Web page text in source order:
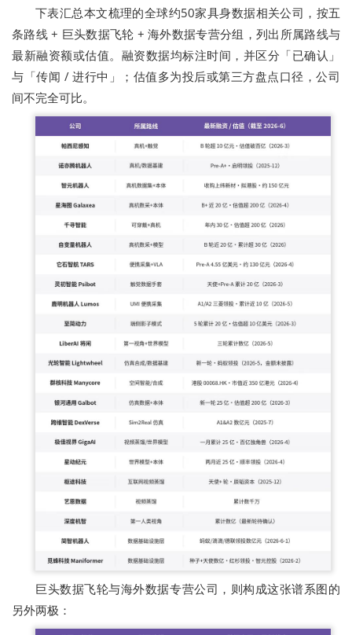
下表汇总本文梳理的全球约50家具身数据相关公司，按五
条路线 + 巨头数据飞轮 + 海外数据专营分组，列出所属路线与
最新融资额或估值。融资数据均标注时间，并区分「已确认」
与「传闻 / 进行中」；估值多为投后或第三方盘点口径，公司
间不完全可比。
巨头数据飞轮与海外数据专营公司，则构成这张谱系图的
另外两极：